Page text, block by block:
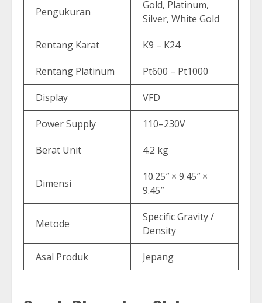
Pengukuran
Gold, Platinum,
Silver, White Gold
Rentang Karat K9 – K24
Rentang Platinum Pt600 – Pt1000
Display VFD
Power Supply 110–230V
Berat Unit 4.2 kg
Dimensi
10.25″ × 9.45″ ×
9.45″
Metode
Specific Gravity /
Density
Asal Produk Jepang